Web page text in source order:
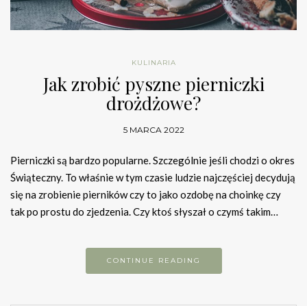
KULINARIA
Jak zrobić pyszne pierniczki
drożdżowe?
5 MARCA 2022
Pierniczki są bardzo popularne. Szczególnie jeśli chodzi o okres
Świąteczny. To właśnie w tym czasie ludzie najczęściej decydują
się na zrobienie pierników czy to jako ozdobę na choinkę czy
tak po prostu do zjedzenia. Czy ktoś słyszał o czymś takim…
CONTINUE READING